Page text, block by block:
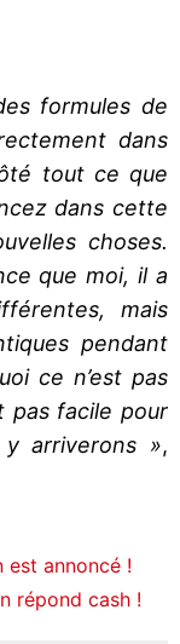
formules de
dans
tout ce que
dans cette
choses.
que moi, il a
mais
pendant
ce n’est pas
pas facile pour
arriverons »,
est annoncé !
répond cash !